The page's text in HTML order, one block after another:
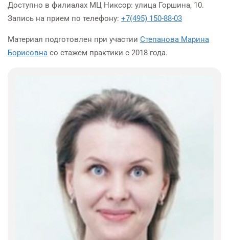
Доступно в филиалах МЦ Никсор: улица Горшина, 10.
Запись на прием по телефону: +7(495) 150-88-03
Материал подготовлен при участии Степанова Марина
Борисовна со стажем практики с 2018 года.